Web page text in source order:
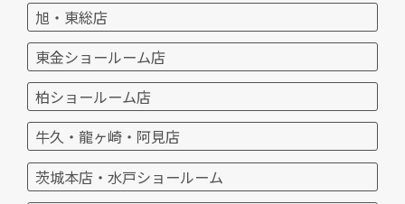
旭・東総店
東金ショールーム店
柏ショールーム店
牛久・龍ヶ崎・阿見店
茨城本店・水戸ショールーム